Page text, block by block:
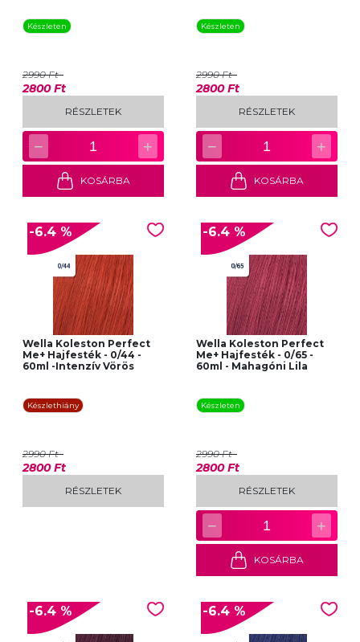
Készleten
2990 Ft
2800 Ft
RÉSZLETEK
− 1 +
KOSÁRBA
Készleten
2990 Ft
2800 Ft
RÉSZLETEK
− 1 +
KOSÁRBA
-6.4 %
Wella Koleston Perfect
Me+ Hajfesték - 0/44 -
60ml -Intenzív Vörös
Készlethiány
2990 Ft
2800 Ft
RÉSZLETEK
-6.4 %
Wella Koleston Perfect
Me+ Hajfesték - 0/65 -
60ml - Mahagóni Lila
Készleten
2990 Ft
2800 Ft
RÉSZLETEK
− 1 +
KOSÁRBA
-6.4 % -6.4 %